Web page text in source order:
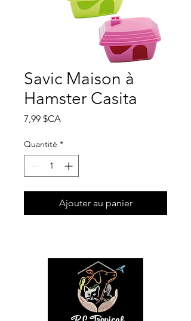
Savic Maison à
Hamster Casita
7,99 $CAPrix
Quantité *
Ajouter au panier